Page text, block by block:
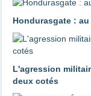
Hondurasgate :
L'agression
deux cotés